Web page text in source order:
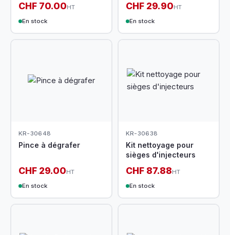
CHF 70.00HT
En stock
CHF 29.90HT
En stock
KR-30648
Pince à dégrafer
CHF 29.00HT
En stock
KR-30638
Kit nettoyage pour
sièges d'injecteurs
CHF 87.88HT
En stock